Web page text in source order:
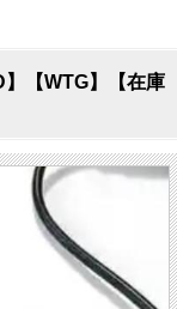
【WTG】【在庫